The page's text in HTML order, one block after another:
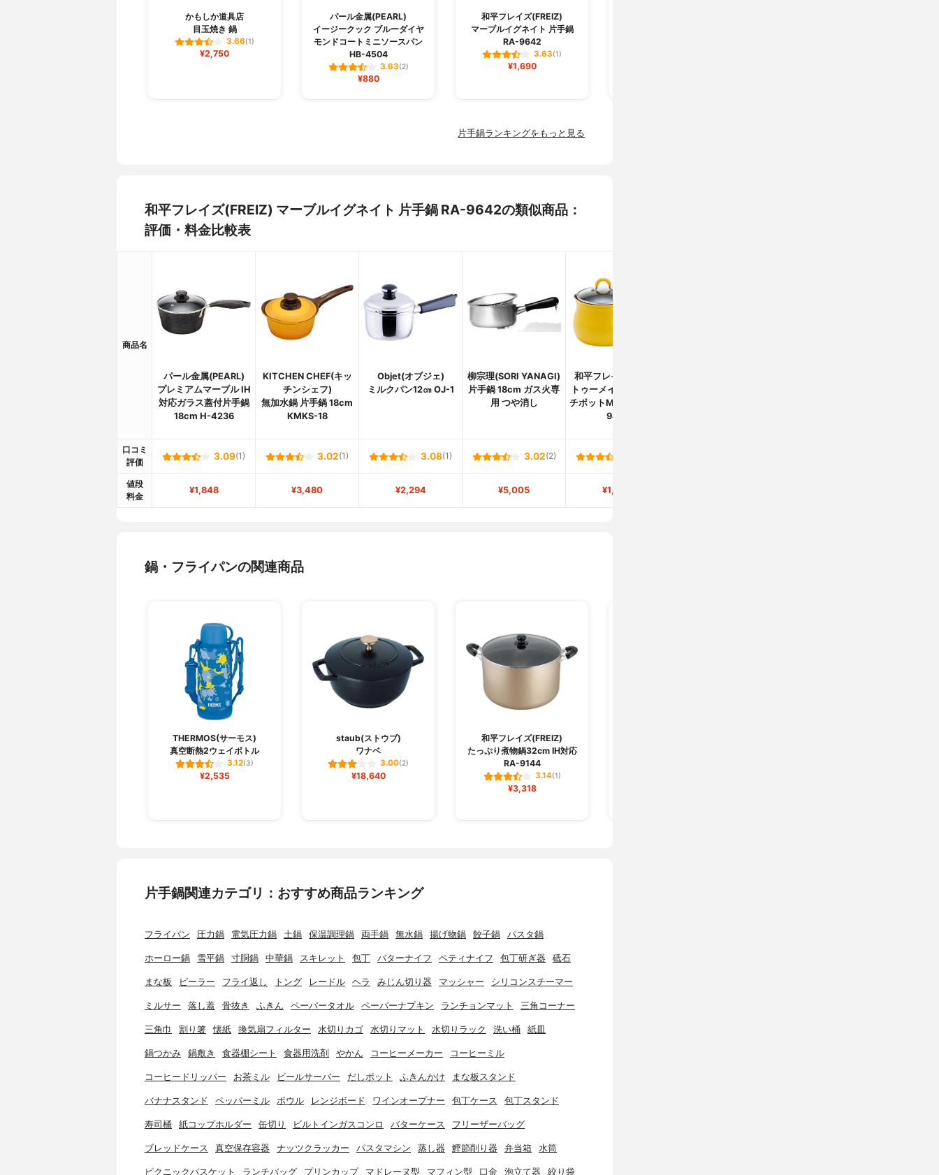
かもしか道具店
目玉焼き 鍋
3.66(1)
¥2,750
パール金属(PEARL)
イージークック ブルーダイヤ
モンドコートミニソースパン
HB-4504
3.63(2)
¥880
和平フレイズ(FREIZ)
マーブルイグネイト 片手鍋
RA-9642
3.63(1)
¥1,690
片手鍋ランキングをもっと見る
和平フレイズ(FREIZ) マーブルイグネイト 片手鍋 RA-9642の類似商品：
評価・料金比較表
商品名
パール金属(PEARL)
プレミアムマーブル IH
対応ガラス蓋付片手鍋
18cm H-4236
KITCHEN CHEF(キッ
チンシェフ)
無加水鍋 片手鍋 18cm
KMKS-18
Objet(オブジェ)
ミルクパン12㎝ OJ-1
柳宗理(SORI YANAGI)
片手鍋 18cm ガス火専
用 つや消し
和平フレイズ(FREIZ)
トゥーメイ IH対応マル
チポットM 14cm SRA-
9471
口コミ
評価
3.09(1) 3.02(1) 3.08(1) 3.02(2)
値段
料金
¥1,848 ¥3,480 ¥2,294 ¥5,005 ¥1,604
鍋・フライパンの関連商品
THERMOS(サーモス)
真空断熱2ウェイボトル
3.12(3)
¥2,535
staub(ストウブ)
ワナベ
3.00(2)
¥18,640
和平フレイズ(FREIZ)
たっぷり煮物鍋32cm IH対応
RA-9144
3.14(1)
¥3,318
片手鍋関連カテゴリ：おすすめ商品ランキング
フライパン 圧力鍋 電気圧力鍋 土鍋 保温調理鍋 両手鍋 無水鍋 揚げ物鍋 餃子鍋 パスタ鍋
ホーロー鍋 雪平鍋 寸胴鍋 中華鍋 スキレット 包丁 バターナイフ ペティナイフ 包丁研ぎ器 砥石
まな板 ピーラー フライ返し トング レードル ヘラ みじん切り器 マッシャー シリコンスチーマー
ミルサー 落し蓋 骨抜き ふきん ペーパータオル ペーパーナプキン ランチョンマット 三角コーナー
三角巾 割り箸 懐紙 換気扇フィルター 水切りカゴ 水切りマット 水切りラック 洗い桶 紙皿
鍋つかみ 鍋敷き 食器棚シート 食器用洗剤 やかん コーヒーメーカー コーヒーミル
コーヒードリッパー お茶ミル ビールサーバー だしポット ふきんかけ まな板スタンド
バナナスタンド ペッパーミル ボウル レンジボード ワインオープナー 包丁ケース 包丁スタンド
寿司桶 紙コップホルダー 缶切り ビルトインガスコンロ バターケース フリーザーバッグ
ブレッドケース 真空保存容器 ナッツクラッカー パスタマシン 蒸し器 鰹節削り器 弁当箱 水筒
ピクニックバスケット ランチバッグ プリンカップ マドレーヌ型 マフィン型 口金 泡立て器 絞り袋